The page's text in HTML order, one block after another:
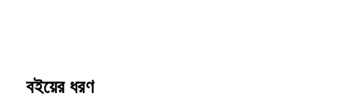
বইয়ের ধরণ